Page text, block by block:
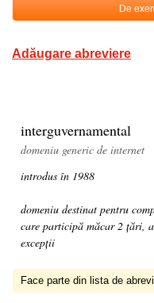
De
Adăugare abreviere
interguvernamental
domeniu generic de internet
introdus în 1988
domeniu destinat pentru
care participă măcar 2 țări,
excepții
Face parte din lista de